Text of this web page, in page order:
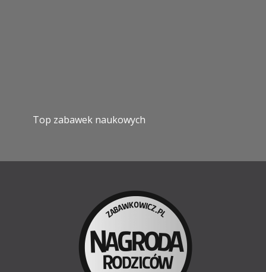
Top zabawek naukowych